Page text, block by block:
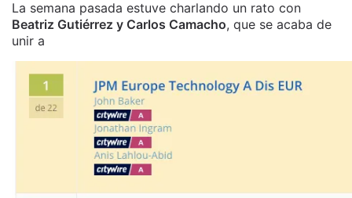
La semana pasada estuve charlando un rato con
Beatriz Gutiérrez y Carlos Camacho, que se acaba de
unir a